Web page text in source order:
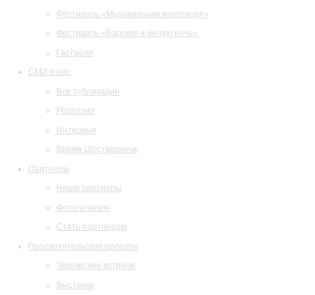
Фестиваль «Музыкальная коллекция»
Фестиваль «Барокко в белую ночь»
Гастроли
СМИ о нас
Все публикации
Рецензии
Интервью
Время Шостаковича
Партнеры
Наши партнеры
Фотогалерея
Стать партнером
Просветительские проекты
Творческие встречи
Выставки